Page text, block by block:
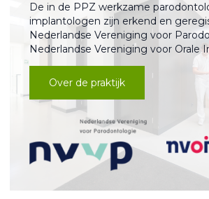
De in de PPZ werkzame
implantologen zijn erkend en
Nederlandse Vereniging voor
Nederlandse Vereniging voor Orale
Over de praktijk